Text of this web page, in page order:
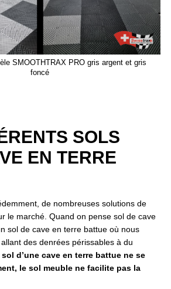
SMOOTHTRAX PRO gris argent et gris
foncé
SOLS
EN TERRE
de nombreuses solutions de
le marché. Quand on pense sol de cave
sol de cave en terre battue où nous
des denrées périssables à du
sol d’une cave en terre battue ne se
le sol meuble ne facilite pas la